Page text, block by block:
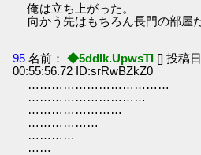
俺は立ち上がった。
向かう先はもちろん長門の部屋
95 名前： ◆5ddIk.UpwsTI [] 投稿
00:55:56.72 ID:srRwBZkZ0
………………………………
…………………………
……………………
………………
…………
……